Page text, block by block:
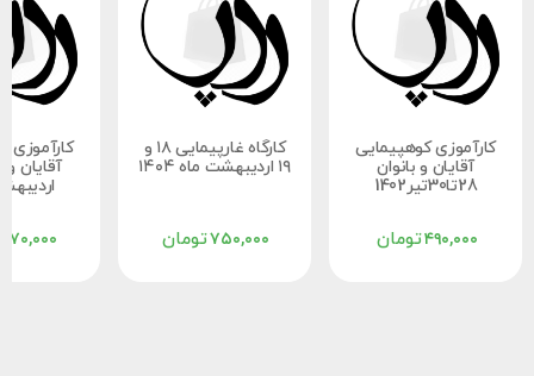
کارآموزی کوهپیمایی
آقایان و بانوان
28تا30تیر1402
تومان۴۹۰,۰۰۰
کارگاه غارپیمایی ۱۸ و
۱۹ اردیبهشت ماه ۱۴۰۴
تومان۷۵۰,۰۰۰
کارآموزی
۸۷۰,۰۰۰